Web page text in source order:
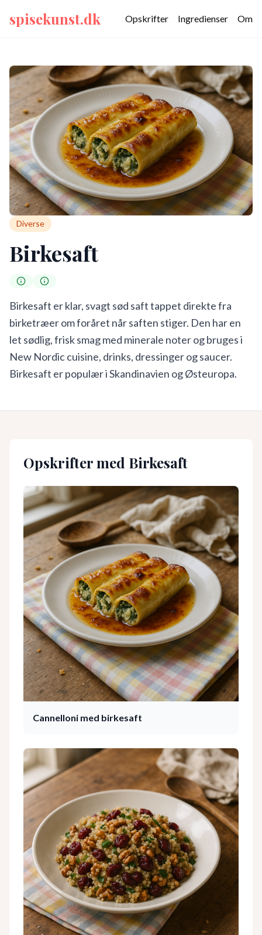
spisekunst.dk Opskrifter Ingredienser Om
Diverse
Birkesaft
Birkesaft er klar, svagt sød saft tappet direkte fra
birketræer om foråret når saften stiger. Den har en
let sødlig, frisk smag med minerale noter og bruges i
New Nordic cuisine, drinks, dressinger og saucer.
Birkesaft er populær i Skandinavien og Østeuropa.
Opskrifter med Birkesaft
Cannelloni med birkesaft